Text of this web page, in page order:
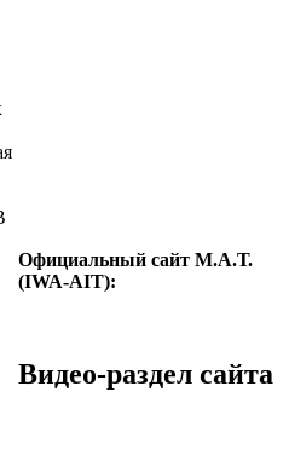
Официальный сайт М.А.Т.
(IWA-AIT):
Видео-раздел сайта